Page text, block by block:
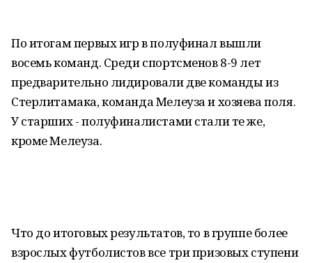
По итогам первых игр в полуфинал вышли
восемь команд. Среди спортсменов 8-9 лет
предварительно лидировали две команды из
Стерлитамака, команда Мелеуза и хозяева поля.
У старших - полуфиналистами стали те же,
кроме Мелеуза.
Что до итоговых результатов, то в группе более
взрослых футболистов все три призовых ступени